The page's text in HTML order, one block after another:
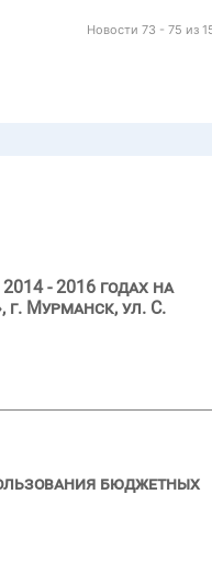
Новости 73 - 75 из
- 2016 годах на
г. Мурманск, ул. С.
бюджетных